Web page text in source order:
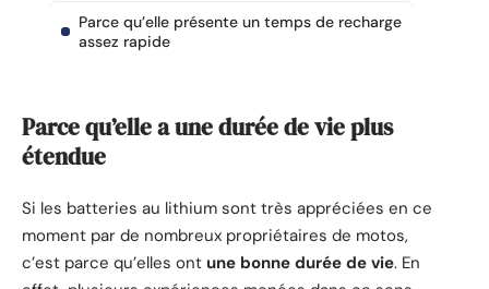
Parce qu’elle présente un temps de recharge
assez rapide
Parce qu’elle a une durée de vie plus
étendue
Si les batteries au lithium sont très appréciées en ce
moment par de nombreux propriétaires de motos,
c’est parce qu’elles ont une bonne durée de vie. En